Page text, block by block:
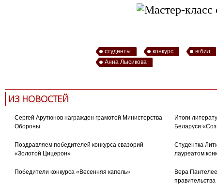
студенты конкурс
вгбил
Анна Лысикова
ИЗ НОВОСТЕЙ
Сергей Арутюнов награжден грамотой Министерства
Обороны
Итоги
Беларуси
Поздравляем победителей конкурса свазорий
«Золотой Цицерон»
Студентка
лауреатом
Победители конкурса «Весенняя капель»
Вера